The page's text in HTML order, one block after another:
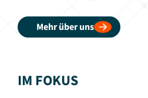
Mehr über uns
IM FOKUS